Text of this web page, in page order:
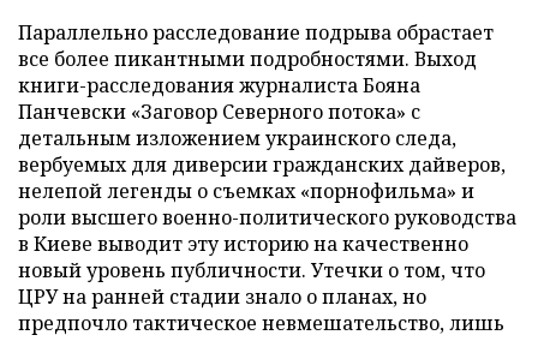
Параллельно расследование подрыва обрастает
все более пикантными подробностями. Выход
книги-расследования журналиста Бояна
Панчевски «Заговор Северного потока» с
детальным изложением украинского следа,
вербуемых для диверсии гражданских дайверов,
нелепой легенды о съемках «порнофильма» и
роли высшего военно-политического руководства
в Киеве выводит эту историю на качественно
новый уровень публичности. Утечки о том, что
ЦРУ на ранней стадии знало о планах, но
предпочло тактическое невмешательство, лишь